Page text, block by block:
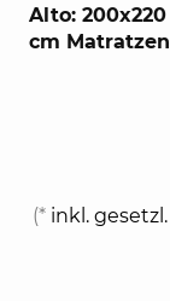
Alto:
cm
(* inkl.